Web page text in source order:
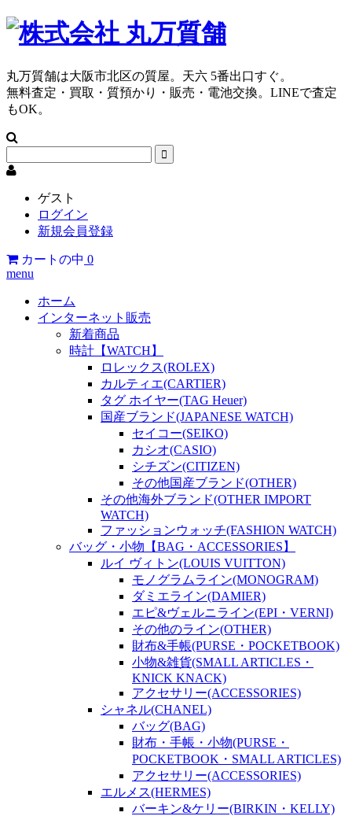
丸万質舗は大阪市北区の質屋。天六 5番出口すぐ。
無料査定・買取・質預かり・販売・電池交換。LINEで査定
もOK。
ゲスト
ログイン
新規会員登録
カートの中 0
menu
ホーム
インターネット販売
新着商品
時計【WATCH】
ロレックス(ROLEX)
カルティエ(CARTIER)
タグ ホイヤー(TAG Heuer)
国産ブランド(JAPANESE WATCH)
セイコー(SEIKO)
カシオ(CASIO)
シチズン(CITIZEN)
その他国産ブランド(OTHER)
その他海外ブランド(OTHER IMPORT
WATCH)
ファッションウォッチ(FASHION WATCH)
バッグ・小物【BAG・ACCESSORIES】
ルイ ヴィトン(LOUIS VUITTON)
モノグラムライン(MONOGRAM)
ダミエライン(DAMIER)
エピ&ヴェルニライン(EPI・VERNI)
その他のライン(OTHER)
財布&手帳(PURSE・POCKETBOOK)
小物&雑貨(SMALL ARTICLES・
KNICK KNACK)
アクセサリー(ACCESSORIES)
シャネル(CHANEL)
バッグ(BAG)
財布・手帳・小物(PURSE・
POCKETBOOK・SMALL ARTICLES)
アクセサリー(ACCESSORIES)
エルメス(HERMES)
バーキン&ケリー(BIRKIN・KELLY)